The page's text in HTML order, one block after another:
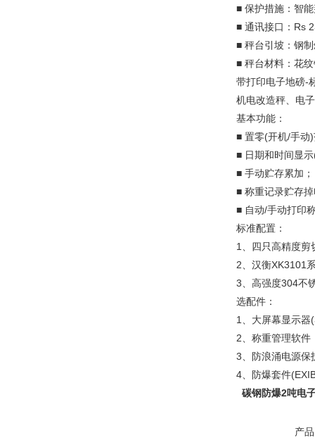
■ 保护措施：智
■ 通讯接口：Rs
■ 秤台引坡：钢
■ 秤台材料：花
带打印电子地磅-
机电改造秤、电
基本功能：
■ 置零(开机/手动
■ 日期和时间显
■ 手动贮存累加；
■ 称重记录贮存
■ 自动/手动打印
标准配置：
1、四只高精度剪
2、汉衡XK3101
3、高强度304不
选配件：
1、大屏幕显示器
2、称重管理软件
3、防浪涌电源保
4、防爆套件
碳钢防爆2吨电
产